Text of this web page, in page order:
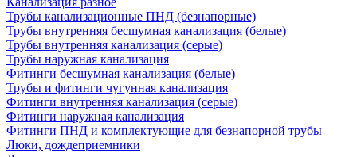
Трубы канализационные ПНД (безнапорные)
Трубы внутренняя бесшумная канализация (белые)
Трубы внутренняя канализация (серые)
Трубы наружная канализация
Фитинги бесшумная канализация (белые)
Трубы и фитинги чугунная канализация
Фитинги внутренняя канализация (серые)
Фитинги наружная канализация
Фитинги ПНД и комплектующие для безнапорной трубы
Люки, дождеприемники